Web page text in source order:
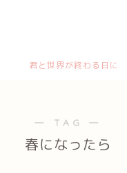
君と世界が終わる日に
― TAG ―
春になったら